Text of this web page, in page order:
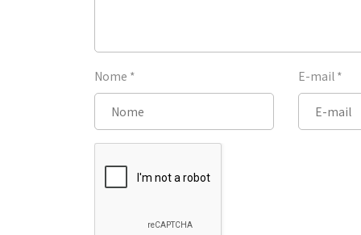
Nome * E-mail *